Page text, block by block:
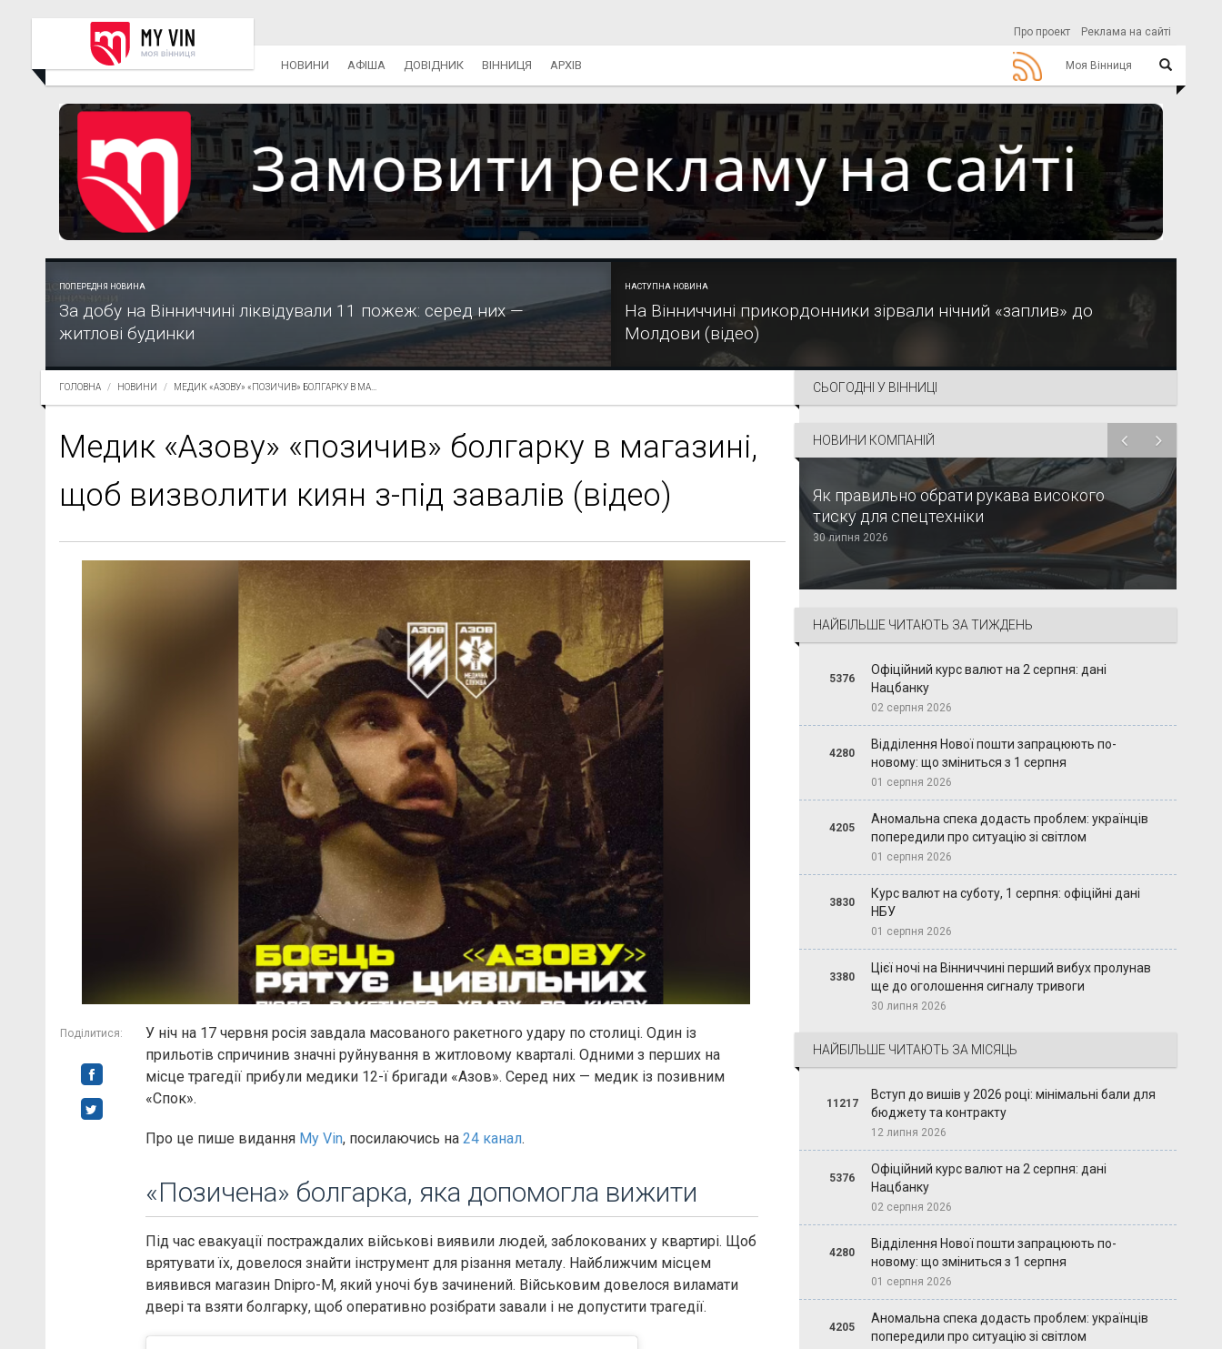
Про проект Реклама на сайті
Моя Вінниця
НОВИНИ АФІША ДОВІДНИК ВІННИЦЯ АРХІВ
ПОПЕРЕДНЯ НОВИНА
За добу на Вінниччині ліквідували 11 пожеж: серед них —
житлові будинки
НАСТУПНА НОВИНА
На Вінниччині прикордонники зірвали нічний «заплив» до
Молдови (відео)
ГОЛОВНА НОВИНИ МЕДИК «АЗОВУ» «ПОЗИЧИВ» БОЛГАРКУ В МА...
Медик «Азову» «позичив» болгарку в магазині,
щоб визволити киян з-під завалів (відео)
Поділитися:
У ніч на 17 червня росія завдала масованого ракетного удару по столиці. Один із
прильотів спричинив значні руйнування в житловому кварталі. Одними з перших на
місце трагедії прибули медики 12-ї бригади «Азов». Серед них — медик із позивним
«Спок».
Про це пише видання My Vin, посилаючись на 24 канал.
«Позичена» болгарка, яка допомогла вижити
Під час евакуації постраждалих військові виявили людей, заблокованих у квартирі. Щоб
врятувати їх, довелося знайти інструмент для різання металу. Найближчим місцем
виявився магазин Dnipro-M, який уночі був зачинений. Військовим довелося виламати
двері та взяти болгарку, щоб оперативно розібрати завали і не допустити трагедії.
СЬОГОДНІ У ВІННИЦІ
НОВИНИ КОМПАНІЙ
Як правильно обрати рукава високого
тиску для спецтехніки
30 липня 2026
НАЙБІЛЬШЕ ЧИТАЮТЬ ЗА ТИЖДЕНЬ
5376
Офіційний курс валют на 2 серпня: дані
Нацбанку
02 серпня 2026
4280
Відділення Нової пошти запрацюють по-
новому: що зміниться з 1 серпня
01 серпня 2026
4205
Аномальна спека додасть проблем: українців
попередили про ситуацію зі світлом
01 серпня 2026
3830
Курс валют на суботу, 1 серпня: офіційні дані
НБУ
01 серпня 2026
3380
Цієї ночі на Вінниччині перший вибух пролунав
ще до оголошення сигналу тривоги
30 липня 2026
НАЙБІЛЬШЕ ЧИТАЮТЬ ЗА МІСЯЦЬ
11217
Вступ до вишів у 2026 році: мінімальні бали для
бюджету та контракту
12 липня 2026
5376
Офіційний курс валют на 2 серпня: дані
Нацбанку
02 серпня 2026
4280
Відділення Нової пошти запрацюють по-
новому: що зміниться з 1 серпня
01 серпня 2026
4205
Аномальна спека додасть проблем: українців
попередили про ситуацію зі світлом